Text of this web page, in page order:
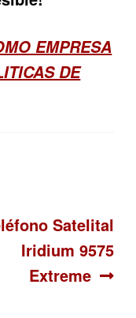
EMPRESA
DE
Satelital
Iridium 9575
Extreme